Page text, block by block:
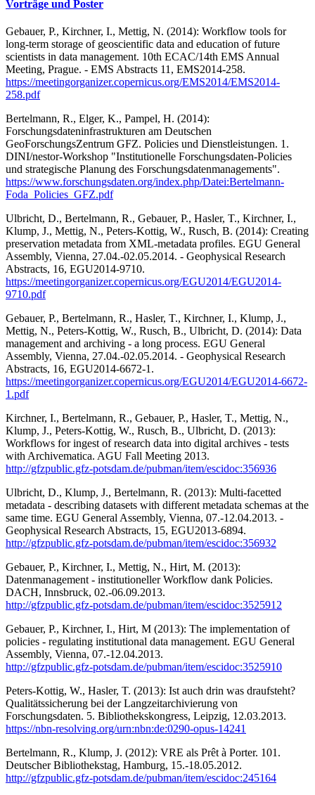
Vorträge und Poster
Gebauer, P., Kirchner, I., Mettig, N. (2014): Workflow tools for
long-term storage of geoscientific data and education of future
scientists in data management. 10th ECAC/14th EMS Annual
Meeting, Prague. - EMS Abstracts 11, EMS2014-258.
https://meetingorganizer.copernicus.org/EMS2014/EMS2014-
258.pdf
Bertelmann, R., Elger, K., Pampel, H. (2014):
Forschungsdateninfrastrukturen am Deutschen
GeoForschungsZentrum GFZ. Policies und Dienstleistungen. 1.
DINI/nestor-Workshop "Institutionelle Forschungsdaten-Policies
und strategische Planung des Forschungsdatenmanagements".
https://www.forschungsdaten.org/index.php/Datei:Bertelmann-
Foda_Policies_GFZ.pdf
Ulbricht, D., Bertelmann, R., Gebauer, P., Hasler, T., Kirchner, I.,
Klump, J., Mettig, N., Peters-Kottig, W., Rusch, B. (2014): Creating
preservation metadata from XML-metadata profiles. EGU General
Assembly, Vienna, 27.04.-02.05.2014. - Geophysical Research
Abstracts, 16, EGU2014-9710.
https://meetingorganizer.copernicus.org/EGU2014/EGU2014-
9710.pdf
Gebauer, P., Bertelmann, R., Hasler, T., Kirchner, I., Klump, J.,
Mettig, N., Peters-Kottig, W., Rusch, B., Ulbricht, D. (2014): Data
management and archiving - a long process. EGU General
Assembly, Vienna, 27.04.-02.05.2014. - Geophysical Research
Abstracts, 16, EGU2014-6672-1.
https://meetingorganizer.copernicus.org/EGU2014/EGU2014-6672-
1.pdf
Kirchner, I., Bertelmann, R., Gebauer, P., Hasler, T., Mettig, N.,
Klump, J., Peters-Kottig, W., Rusch, B., Ulbricht, D. (2013):
Workflows for ingest of research data into digital archives - tests
with Archivematica. AGU Fall Meeting 2013.
http://gfzpublic.gfz-potsdam.de/pubman/item/escidoc:356936
Ulbricht, D., Klump, J., Bertelmann, R. (2013): Multi-facetted
metadata - describing datasets with different metadata schemas at the
same time. EGU General Assembly, Vienna, 07.-12.04.2013. -
Geophysical Research Abstracts, 15, EGU2013-6894.
http://gfzpublic.gfz-potsdam.de/pubman/item/escidoc:356932
Gebauer, P., Kirchner, I., Mettig, N., Hirt, M. (2013):
Datenmanagement - institutioneller Workflow dank Policies.
DACH, Innsbruck, 02.-06.09.2013.
http://gfzpublic.gfz-potsdam.de/pubman/item/escidoc:3525912
Gebauer, P., Kirchner, I., Hirt, M (2013): The implementation of
policies - regulating institutional data management. EGU General
Assembly, Vienna, 07.-12.04.2013.
http://gfzpublic.gfz-potsdam.de/pubman/item/escidoc:3525910
Peters-Kottig, W., Hasler, T. (2013): Ist auch drin was draufsteht?
Qualitätssicherung bei der Langzeitarchivierung von
Forschungsdaten. 5. Bibliothekskongress, Leipzig, 12.03.2013.
https://nbn-resolving.org/urn:nbn:de:0290-opus-14241
Bertelmann, R., Klump, J. (2012): VRE als Prêt à Porter. 101.
Deutscher Bibliothekstag, Hamburg, 15.-18.05.2012.
http://gfzpublic.gfz-potsdam.de/pubman/item/escidoc:245164